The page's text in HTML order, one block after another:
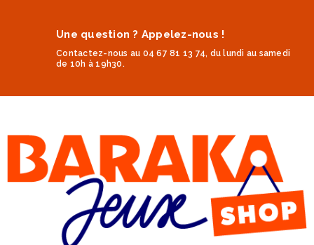
Une question ? Appelez-nous !
Contactez-nous au 04 67 81 13 74, du lundi au samedi
de 10h à 19h30.